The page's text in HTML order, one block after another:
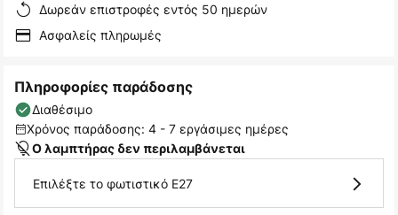
Δωρεάν επιστροφές εντός 50 ημερών
Ασφαλείς πληρωμές
Πληροφορίες παράδοσης
Διαθέσιμο
Χρόνος παράδοσης: 4 - 7 εργάσιμες ημέρες
Ο λαμπτήρας δεν περιλαμβάνεται
Επιλέξτε το φωτιστικό E27